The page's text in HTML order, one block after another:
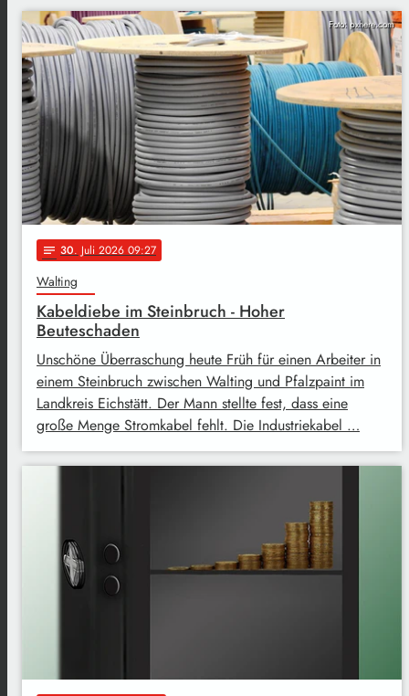
Foto: pxhere.com
notes 30. Juli 2026 09:27
Walting
Kabeldiebe im Steinbruch - Hoher
Beuteschaden
Unschöne Überraschung heute Früh für einen Arbeiter in
einem Steinbruch zwischen Walting und Pfalzpaint im
Landkreis Eichstätt. Der Mann stellte fest, dass eine
große Menge Stromkabel fehlt. Die Industriekabel …